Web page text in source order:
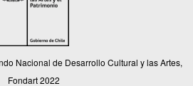
Nacional de Desarrollo Cultural y las Artes,
Fondart 2022